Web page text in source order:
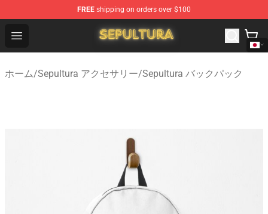
FREE shipping on orders over $100
Open menu
Sepultura Store - Official Sepultura Merchandise Shop
ホーム/Sepultura アクセサリー/Sepultura バックパック